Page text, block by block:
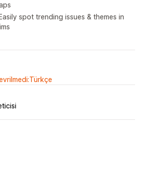
spot trending issues & themes in